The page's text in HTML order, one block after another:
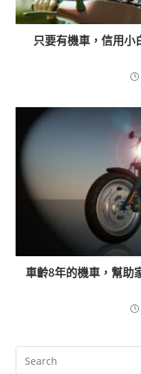
只要有機車，信用小
車齡8年的機車，幫助